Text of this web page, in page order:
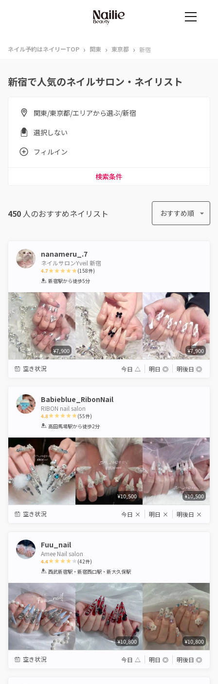
ネイル予約はネイリーTOP › 関東 › 東京都 › 新宿
新宿で人気のネイルサロン・ネイリスト
関東/東京都/エリアから選ぶ/新宿
選択しない
フィルイン
検索条件
450 人のおすすめネイリスト おすすめ順
nanameru_.7
ネイルサロンYveil 新宿
4.7
1 2 3 4 5
(158件)
新宿駅から徒歩5分
¥7,900 ¥7,900
空き状況 今日 △ 明日 ◎ 明後日 ◎
Babieblue_RibonNail
RIBON nail salon
4.8
1 2 3 4 5
(55件)
高田馬場駅から徒歩2分
¥10,500 ¥10,500
空き状況 今日 × 明日 × 明後日 ×
Fuu_nail
Amee Nail salon
4.4
1 2 3 4 5
(42件)
西武新宿駅・新宿西口駅・新大久保駅
¥10,800 ¥10,800
空き状況 今日 △ 明日 ◎ 明後日 ◎